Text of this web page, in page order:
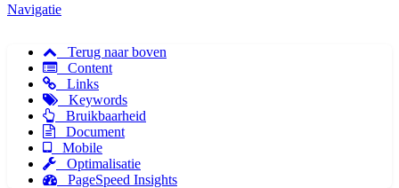
Navigatie
Terug naar boven
Content
Links
Keywords
Bruikbaarheid
Document
Mobile
Optimalisatie
PageSpeed Insights